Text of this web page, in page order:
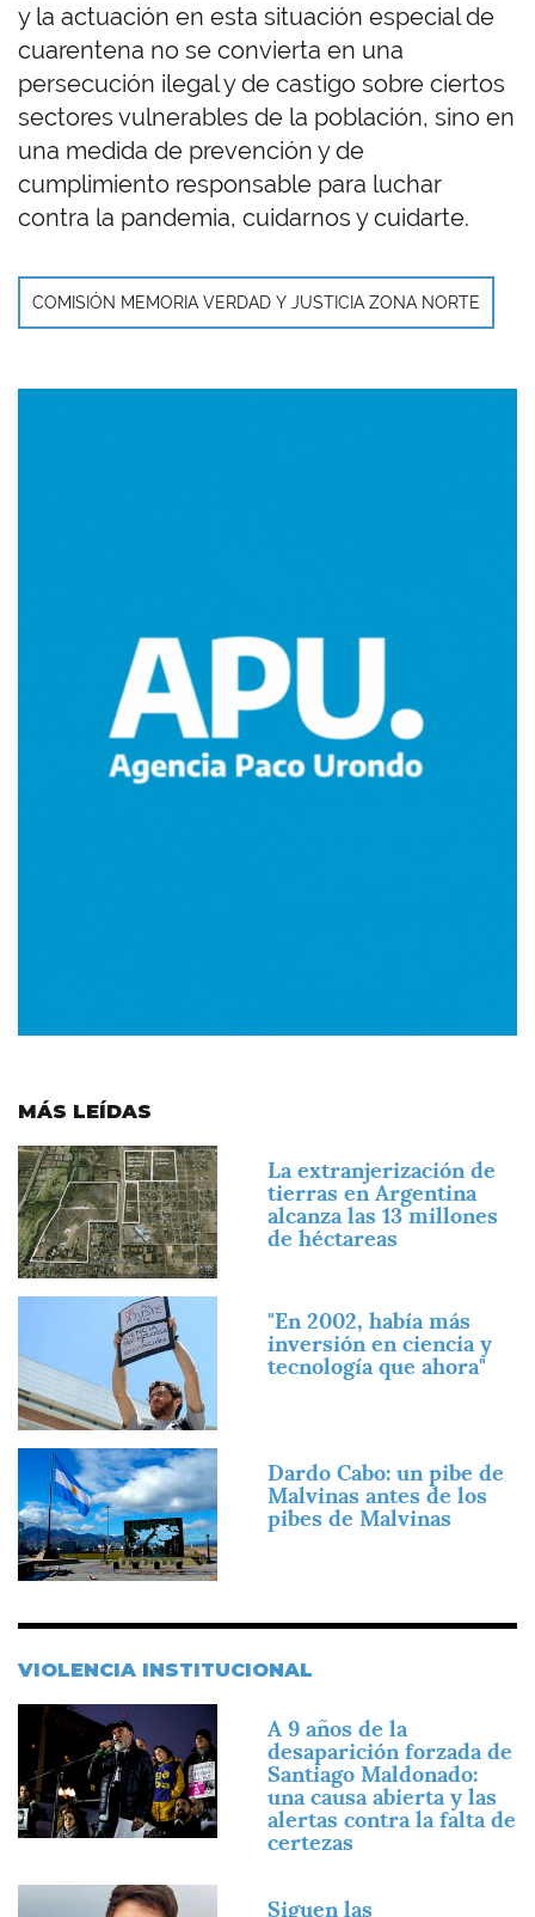
y la actuación en esta situación especial de
cuarentena no se convierta en una
persecución ilegal y de castigo sobre ciertos
sectores vulnerables de la población, sino en
una medida de prevención y de
cumplimiento responsable para luchar
contra la pandemia, cuidarnos y cuidarte.
COMISIÓN MEMORIA VERDAD Y JUSTICIA ZONA NORTE
MÁS LEÍDAS
Imagen
La extranjerización de
tierras en Argentina
alcanza las 13 millones
de héctareas
"En 2002, había más
inversión en ciencia y
tecnología que ahora"
Imagen
Dardo Cabo: un pibe de
Malvinas antes de los
pibes de Malvinas
VIOLENCIA INSTITUCIONAL
Imagen
A 9 años de la
desaparición forzada de
Santiago Maldonado:
una causa abierta y las
alertas contra la falta de
certezas
Siguen las